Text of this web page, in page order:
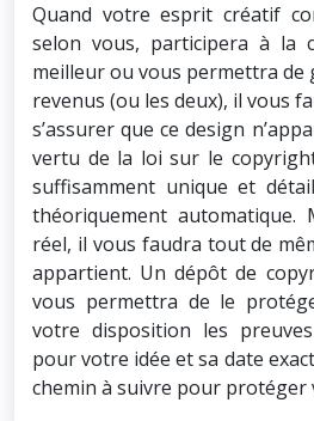
Quand votre esprit créatif
selon vous, participera à la
meilleur ou vous permettra de
revenus (ou les deux), il vous
s’assurer que ce design
vertu de la loi sur le
suffisamment unique et
théoriquement automatique.
réel, il vous faudra tout de
appartient. Un dépôt de
vous permettra de le
votre disposition les
pour votre idée et sa date
chemin à suivre pour protéger